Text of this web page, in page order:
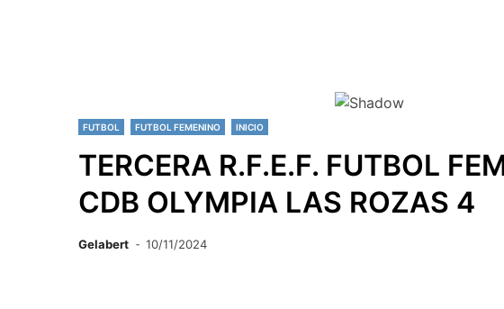
FUTBOL FUTBOL FEMENINO INICIO
TERCERA R.F.E.F. FUTBOL
CDB OLYMPIA LAS ROZAS 4
Gelabert 10/11/2024